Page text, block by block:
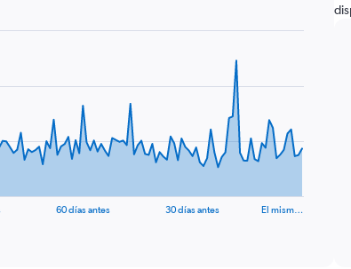
60 días antes 30 días antes El mism…